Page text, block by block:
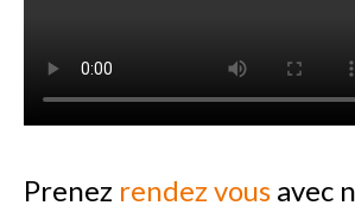
Prenez rendez vous avec